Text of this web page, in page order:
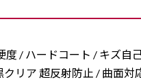
/ ハードコート / キズ自
リア 超反射防止 / 曲面対